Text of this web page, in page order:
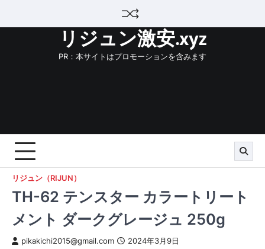
リジュン激安.xyz
PR：本サイトはプロモーションを含みます
リジュン（RIJUN）
TH-62 テンスター カラートリート
メント ダークグレージュ 250g
pikakichi2015@gmail.com 2024年3月9日